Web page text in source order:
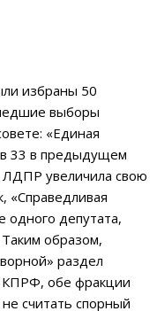
избраны 50
выборы
«Единая
33 в предыдущем
увеличила свою
«Справедливая
одного депутата,
Таким образом,
раздел
КПРФ, обе фракции
считать спорный